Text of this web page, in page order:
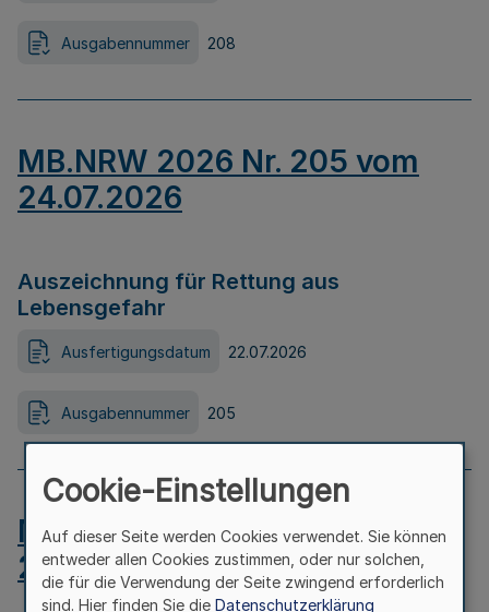
Ausgabennummer 208
MB.NRW 2026 Nr. 205 vom
24.07.2026
Auszeichnung für Rettung aus
Lebensgefahr
Ausfertigungsdatum 22.07.2026
Ausgabennummer 205
MB.NRW 2026 Nr. 204 vom
24.07.2026
Cookie-Einstellungen
Auf dieser Seite werden Cookies verwendet. Sie können
entweder allen Cookies zustimmen, oder nur solchen,
die für die Verwendung der Seite zwingend erforderlich
sind. Hier finden Sie die Datenschutzerklärung